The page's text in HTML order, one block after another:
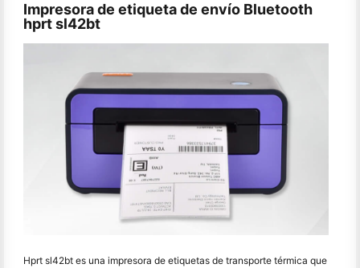
Impresora de etiqueta de envío Bluetooth
hprt sl42bt
Hprt sl42bt es una impresora de etiquetas de transporte térmica que